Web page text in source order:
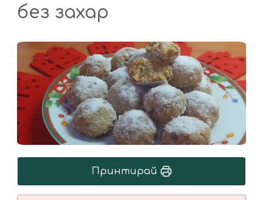
без захар
Принтирай